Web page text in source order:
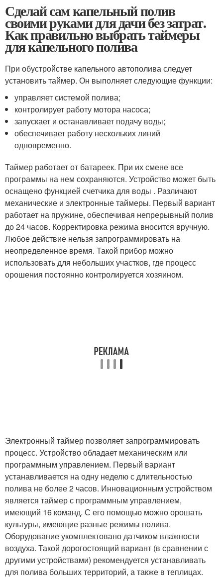
Сделай сам капельный полив
своими руками для дачи без затрат.
Как правильно выбрать таймеры
для капельного полива
При обустройстве капельного автополива следует
установить таймер. Он выполняет следующие функции:
управляет системой полива;
контролирует работу мотора насоса;
запускает и останавливает подачу воды;
обеспечивает работу нескольких линий
одновременно.
Таймер работает от батареек. При их смене все
программы на нем сохраняются. Устройство может быть
оснащено функцией счетчика для воды . Различают
механические и электронные таймеры. Первый вариант
работает на пружине, обеспечивая непрерывный полив
до 24 часов. Корректировка режима вносится вручную.
Любое действие нельзя запрограммировать на
неопределенное время. Такой прибор можно
использовать для небольших участков, где процесс
орошения постоянно контролируется хозяином.
Электронный таймер позволяет запрограммировать
процесс. Устройство обладает механическим или
программным управлением. Первый вариант
устанавливается на одну неделю с длительностью
полива не более 2 часов. Инновационным устройством
является таймер с программным управлением,
имеющий 16 команд. С его помощью можно орошать
культуры, имеющие разные режимы полива.
Оборудование укомплектовано датчиком влажности
воздуха. Такой дорогостоящий вариант (в сравнении с
другими устройствами) рекомендуется устанавливать
для полива больших территорий, а также в теплицах.